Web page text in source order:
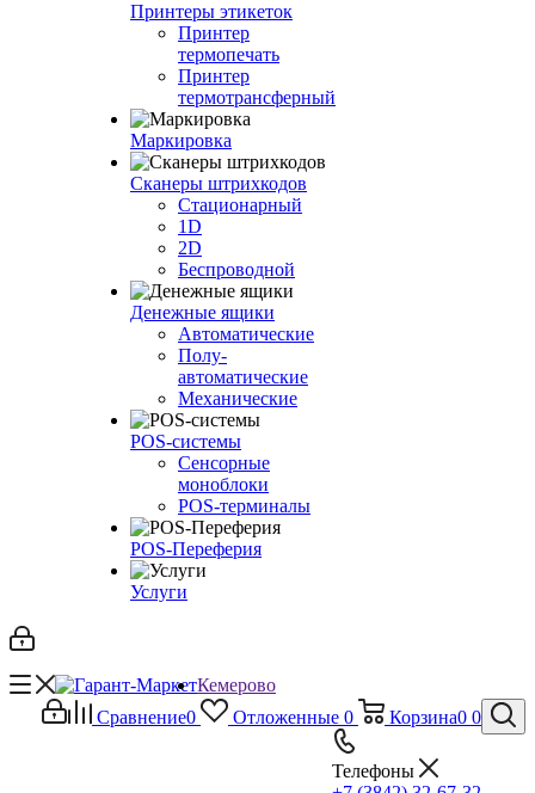
Принтеры этикеток
Принтер
термопечать
Принтер
термотрансферный
Маркировка
Сканеры штрихкодов
Стационарный
1D
2D
Беспроводной
Денежные ящики
Автоматические
Полу-
автоматические
Механические
POS-системы
Сенсорные
моноблоки
POS-терминалы
POS-Переферия
Услуги
Сравнение0 Отложенные 0 Корзина0 0
Телефоны
Кемерово